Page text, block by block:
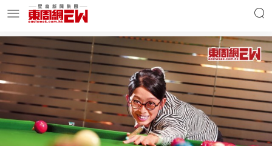
明星名人 時事財經
東周Ladies 優享生活